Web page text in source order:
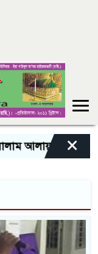
আলায়কা, ইয়া×